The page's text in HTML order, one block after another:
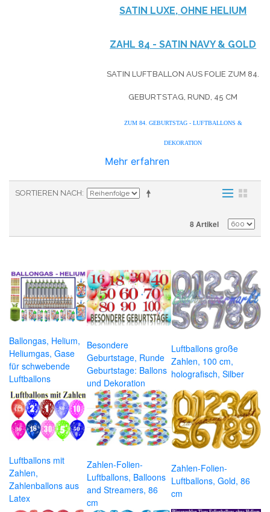
SATIN LUXE, OHNE HELIUM
ZAHL 84 - SATIN NAVY & GOLD
SATIN LUFTBALLON AUS FOLIE ZUM 84.
GEBURTSTAG, RUND, 45 CM
ZUM 84. GEBURTSTAG - LUFTBALLONS &
DEKORATION
Mehr erfahren
SORTIEREN NACH
8 Artikel
Ballongas, Helium,
Heliumgas, Gase
für schwebende
Luftballons
Besondere
Geburtstage, Runde
Geburtstage: Ballons
und Dekoration
Luftballons große
Zahlen, 100 cm,
holografisch, Silber
Luftballons mit
Zahlen,
Zahlenballons aus
Latex
Zahlen-Folien-
Luftballons, Balloons
and Streamers, 86
cm
Zahlen-Folien-
Luftballons, Gold, 86
cm